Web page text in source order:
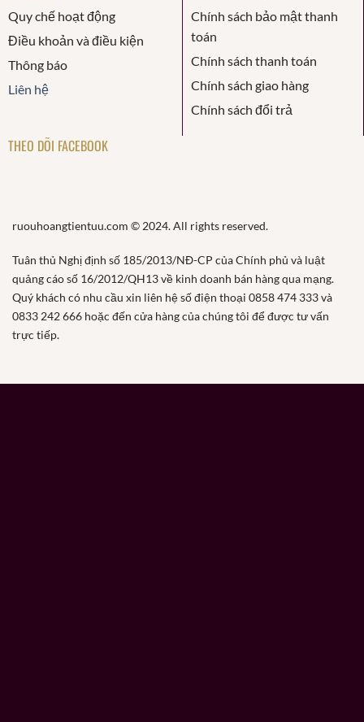
Quy chế hoạt động
Điều khoản và điều kiện
Thông báo
Liên hệ
Chính sách bảo mật thanh
toán
Chính sách thanh toán
Chính sách giao hàng
Chính sách đổi trả
THEO DÕI FACEBOOK
ruouhoangtientuu.com © 2024. All rights reserved.
Tuân thủ Nghị định số 185/2013/NĐ-CP của Chính phủ và luật
quảng cáo số 16/2012/QH13 về kinh doanh bán hàng qua mạng.
Quý khách có nhu cầu xin liên hệ số điện thoại 0858 474 333 và
0833 242 666 hoặc đến cửa hàng của chúng tôi để được tư vấn
trực tiếp.